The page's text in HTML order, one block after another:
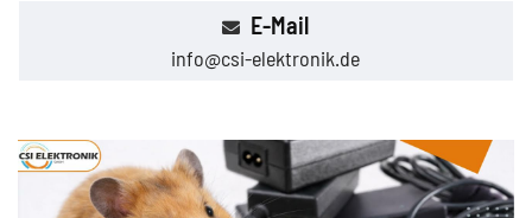
E-Mail
info@csi-elektronik.de